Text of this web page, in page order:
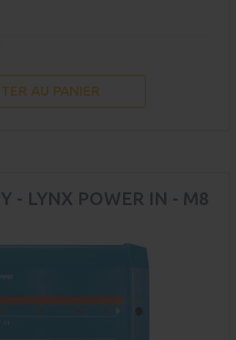
AU PANIER
- LYNX POWER IN - M8